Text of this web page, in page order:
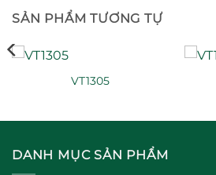
SẢN PHẨM TƯƠNG TỰ
VT1305
DANH MỤC SẢN PHẨM